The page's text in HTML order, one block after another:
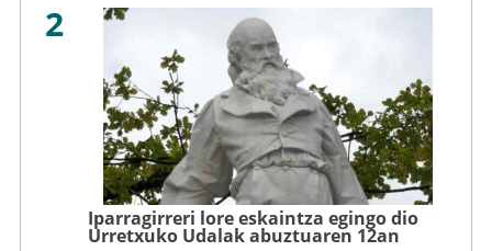
2
Iparragirreri lore eskaintza egingo dio
Urretxuko Udalak abuztuaren 12an